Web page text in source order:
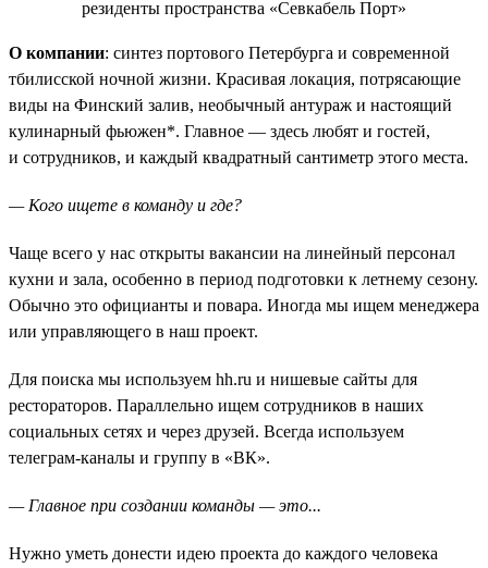
О компании: синтез портового Петербурга и современной
тбилисской ночной жизни. Красивая локация, потрясающие
виды на Финский залив, необычный антураж и настоящий
кулинарный фьюжен*. Главное — здесь любят и гостей,
и сотрудников, и каждый квадратный сантиметр этого места.
— Кого ищете в команду и где?
Чаще всего у нас открыты вакансии на линейный персонал
кухни и зала, особенно в период подготовки к летнему сезону.
Обычно это официанты и повара. Иногда мы ищем менеджера
или управляющего в наш проект.
Для поиска мы используем hh.ru и нишевые сайты для
рестораторов. Параллельно ищем сотрудников в наших
социальных сетях и через друзей. Всегда используем
телеграм-каналы и группу в «ВК».
— Главное при создании команды — это...
Нужно уметь донести идею проекта до каждого человека